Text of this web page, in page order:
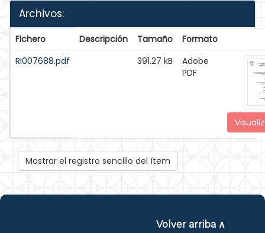
Archivos:
Fichero Descripción Tamaño
Formato
RI007688.pdf
391.27 kB
Adobe
PDF
Mostrar el registro sencillo del ítem
Volver arriba ∧